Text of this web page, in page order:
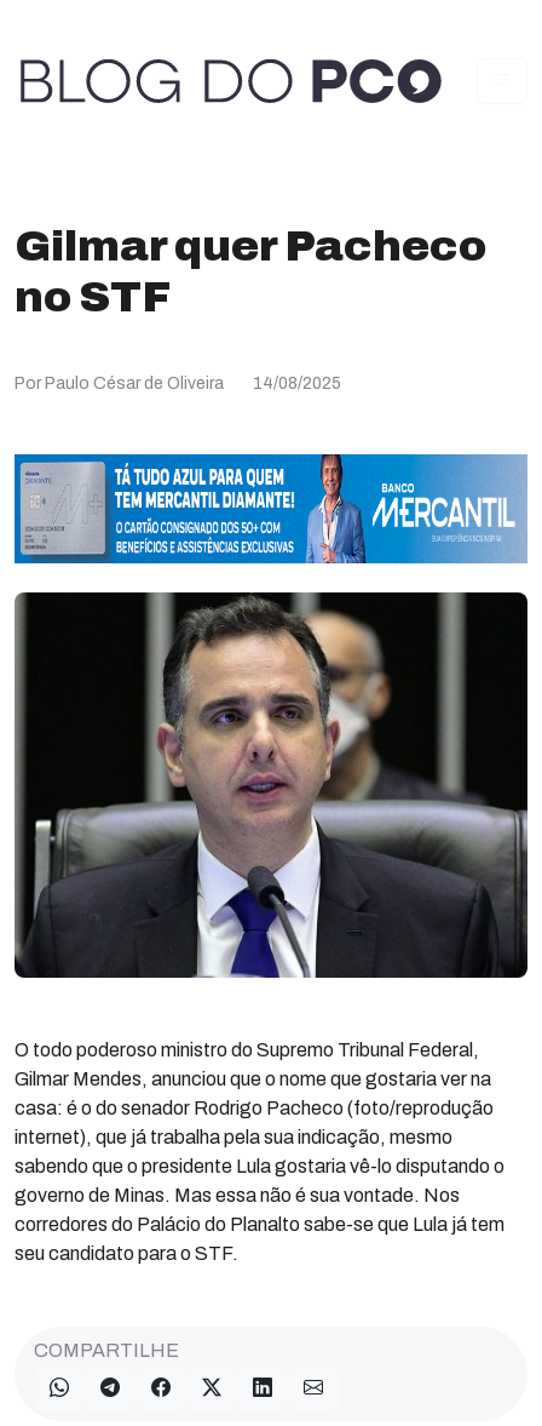
Gilmar quer Pacheco
no STF
Por Paulo César de Oliveira 14/08/2025
O todo poderoso ministro do Supremo Tribunal Federal,
Gilmar Mendes, anunciou que o nome que gostaria ver na
casa: é o do senador Rodrigo Pacheco (foto/reprodução
internet), que já trabalha pela sua indicação, mesmo
sabendo que o presidente Lula gostaria vê-lo disputando o
governo de Minas. Mas essa não é sua vontade. Nos
corredores do Palácio do Planalto sabe-se que Lula já tem
seu candidato para o STF.
COMPARTILHE